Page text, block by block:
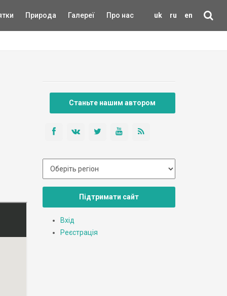
uk ru en
Природа Галереї Про нас
Станьте нашим автором
Підтримати сайт
Вхід
Реєстрація